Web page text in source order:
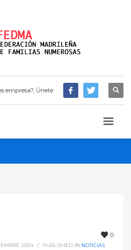
empresa?, Únete
0
2024 / PUBLISHED IN NOTICIAS